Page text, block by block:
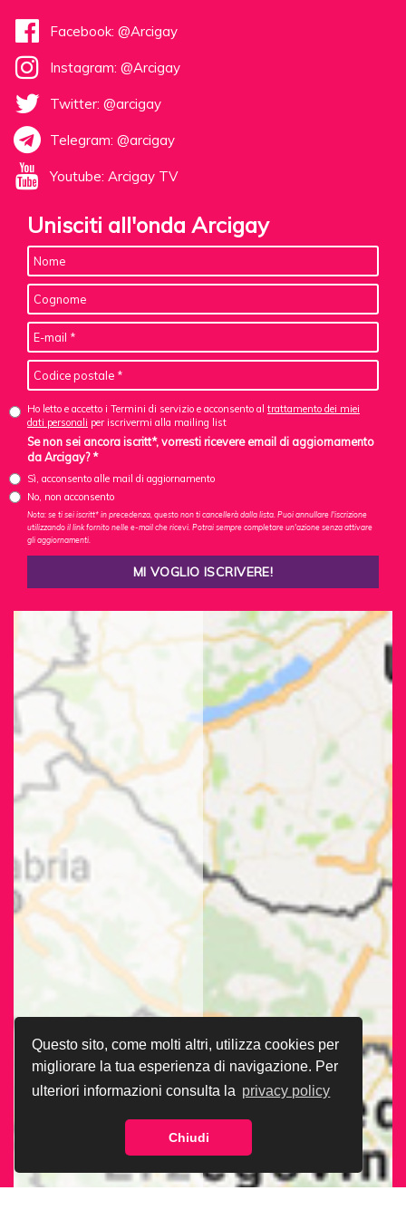
Questo sito, come molti altri, utilizza cookies per
migliorare la tua esperienza di navigazione. Per
ulteriori informazioni consulta la privacy policy
Chiudi
Facebook: @Arcigay
Instagram: @Arcigay
Twitter: @arcigay
Telegram: @arcigay
Youtube: Arcigay TV
Unisciti all'onda Arcigay
Ho letto e accetto i Termini di servizio e acconsento al trattamento dei miei
dati personali per iscrivermi alla mailing list
Se non sei ancora iscritt*, vorresti ricevere email di aggiornamento
da Arcigay? *
Sì, acconsento alle mail di aggiornamento
No, non acconsento
Nota: se ti sei iscritt* in precedenza, questo non ti cancellerà dalla lista. Puoi annullare l'iscrizione
utilizzando il link fornito nelle e-mail che ricevi. Potrai sempre completare un'azione senza attivare
gli aggiornamenti.